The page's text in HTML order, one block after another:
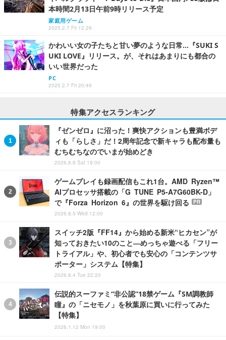
本時間2月13日午前9時リリース予定
家庭用ゲーム
2025.2.7 Fri 12:29
かわいい女の子たちと甘い夢のような日常…『SUKI S
UKI LOVE』リリース。が、それはあまりにも都合の
いい世界だった
PC
2025.2.7 Fri 20:49
特集アクセスランキング
『ゼンゼロ』に沼った！爽快アクションも豊満ボデ
ィも「らしさ」だ！2周年記念で新キャラも配布量も
むちむちなのでいまが始めどき
2026.8.8 Sat 19:00
ゲームプレイも録画配信もこれ1台。AMD Ryzen™
AIプロセッサ搭載の「G TUNE P5-A7G60BK-D」
で『Forza Horizon 6』の世界を駆け回る
PR
2026.8.5 Wed 12:00
スイッチ2版『FF14』から始める新米“ヒカセン”が
知っておきたい10のこと―めっちゃ遊べる「フリー
トライアル」や、初心者でも安心の「コンテンツサ
ポーター」システム【特集】
2026.8.4 Tue 22:20
伝説的スーファミ“非公認”18禁ゲーム『SM調教師
瞳』の「ニセモノ」を秋葉原に買いに行ってみた
【特集】
2026.1.12 Mon 19:00